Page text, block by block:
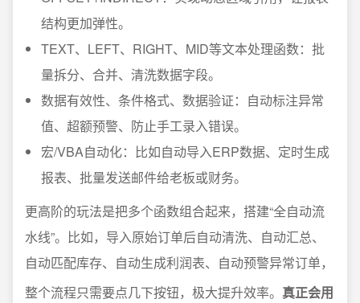
结构更加弹性。
TEXT、LEFT、RIGHT、MID等文本处理函数：批
量拆分、合并、清洗数据字段。
数据有效性、条件格式、数据验证：自动标注异常
值、超额预警、防止手工录入错误。
宏/VBA自动化：比如自动导入ERP数据、定时生成
报表、批量发送邮件给老板或财务。
更高阶的玩法是把多个函数组合起来，搭建“全自动流
水线”。比如，导入原始订单后自动清洗、自动汇总、
自动匹配库存、自动生成利润表、自动预警异常订单，
整个流程只需要点几下按钮，极大提升效率。 真正会用